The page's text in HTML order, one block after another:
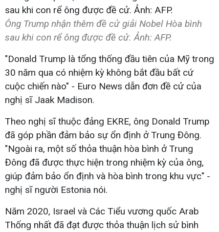
Ông Trump nhận thêm đề cử giải Nobel Hòa bình
sau khi con rể ông được đề cử. Ảnh: AFP.
"Donald Trump là tổng thống đầu tiên của Mỹ trong
30 năm qua có nhiệm kỳ không bắt đầu bất cứ
cuộc chiến nào" - Euro News dẫn đơn đề cử của
nghị sĩ Jaak Madison.
Theo nghị sĩ thuộc đảng EKRE, ông Donald Trump
đã góp phần đảm bảo sự ổn định ở Trung Đông.
"Ngoài ra, một số thỏa thuận hòa bình ở Trung
Đông đã được thực hiện trong nhiệm kỳ của ông,
giúp đảm bảo ổn định và hòa bình trong khu vực" -
nghị sĩ người Estonia nói.
Năm 2020, Israel và Các Tiểu vương quốc Arab
Thống nhất đã đạt được thỏa thuận lịch sử bình